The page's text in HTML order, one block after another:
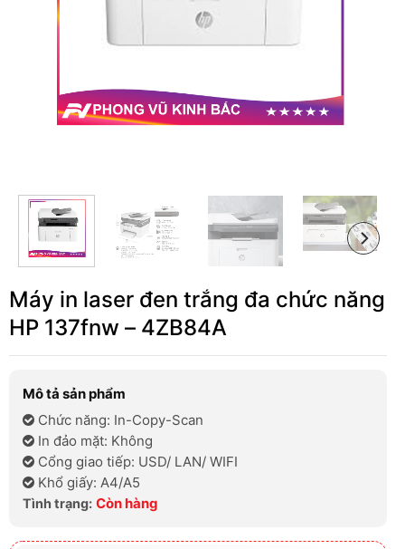
Máy in laser đen trắng đa chức năng
HP 137fnw – 4ZB84A
Mô tả sản phẩm
Chức năng: In-Copy-Scan
In đảo mặt: Không
Cổng giao tiếp: USD/ LAN/ WIFI
Khổ giấy: A4/A5
Tình trạng: Còn hàng